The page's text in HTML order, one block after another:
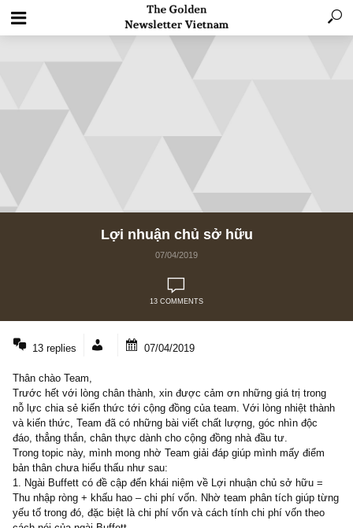
Lợi nhuận chủ sở hữu
13 replies 07/04/2019
Thân chào Team,
Trước hết với lòng chân thành, xin được cảm ơn những giá trị
nỗ lực chia sẻ kiến thức tới cộng đồng của team. Với lòng nhiệt
và kiến thức, Team đã có những bài viết chất lượng, góc nhìn độc
đáo, thẳng thắn, chân thực dành cho cộng đồng nhà đầu tư.
Trong topic này, mình mong nhờ Team giải đáp giúp mình mấy
bản thân chưa hiểu thấu như sau: